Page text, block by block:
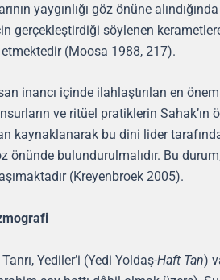
yaygınlığı göz önüne
gerçekleştirdiği söylenen
(Moosa 1988, 217).
inancı içinde ilahlaştırılan en
ve ritüel pratiklerin Sahak’ın
kaynaklanarak bu dini lider
bulundurulmalıdır. Bu
(Kreyenbroek 2005).
Yediler’i (Yedi Yoldaş-Haft Tan)